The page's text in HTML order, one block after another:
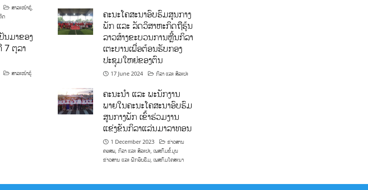
ສາລະໜ້າຮູ້,
ດ
ນມາຂອງ
7 ຕຸລາ
ສາລະໜ້າຮູ້
ຄະນະໂຄສະນາອົບຮົມສູນກາງ
ພັກ ແລະ ລັດວິສາຫະກິດຖືຮຸ້ນ
ລາວສ້າງຂະບວນການຫຼີ້ນກິລາ
ເຕະບານເພື່ອຕ້ອນຮັບກອງ
ປະຊຸມໃຫຍ່ຂອງຕົນ
17 June 2024 ກິລາ ແລະ ສິລະປະ
ຄະນະນຳ ແລະ ພະນັກງານ
ພາຍໃນຄະນະໂຄສະນາອົບຮົມ
ສູນກາງພັກ ເຂົ້າຮ່ວມງານ
ແຂ່ງຂັນກິລາແລ່ນມາລາທອນ
1 December 2023
ຂ່າວສານ
ຄອສພ, ກິລາ ແລະ ສິລະປະ, ເພສກົມຂໍ້ມູນ
ຂ່າວສານ ແລະ ຝຶກອົບຮົມ, ເພສກົມໂຄສະນາ